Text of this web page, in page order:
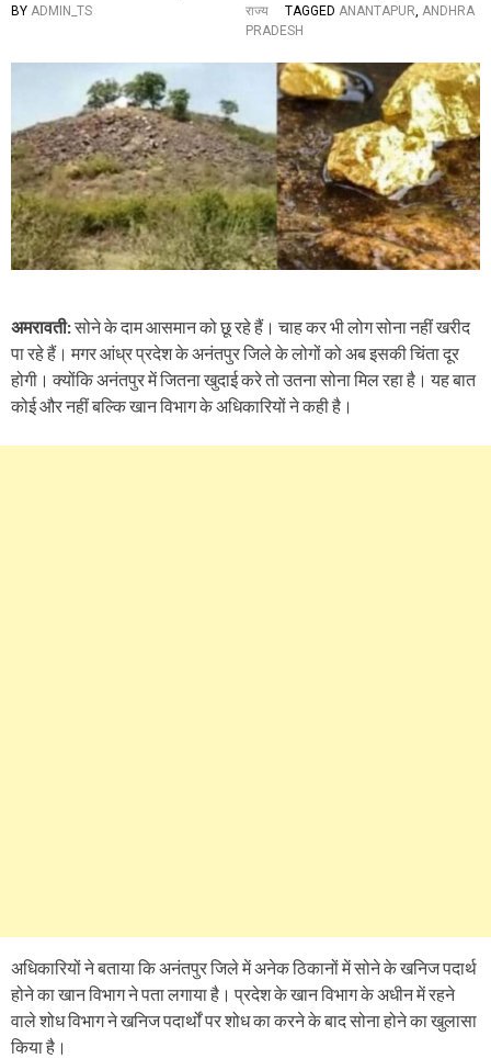
BY ADMIN_TS
राज्य
TAGGED ANANTAPUR, ANDHRA
PRADESH
अमरावती:सोने के दाम आसमान को छू रहे हैं। चाह कर भी लोग सोना नहीं खरीद
पा रहे हैं। मगर आंध्र प्रदेश के अनंतपुर जिले के लोगों को अब इसकी चिंता दूर
होगी। क्योंकि अनंतपुर में जितना खुदाई करे तो उतना सोना मिल रहा है। यह बात
कोई और नहीं बल्कि खान विभाग के अधिकारियों ने कही है।
अधिकारियों ने बताया कि अनंतपुर जिले में अनेक ठिकानों में सोने के खनिज पदार्थ
होने का खान विभाग ने पता लगाया है। प्रदेश के खान विभाग के अधीन में रहने
वाले शोध विभाग ने खनिज पदार्थों पर शोध का करने के बाद सोना होने का खुलासा
किया है।